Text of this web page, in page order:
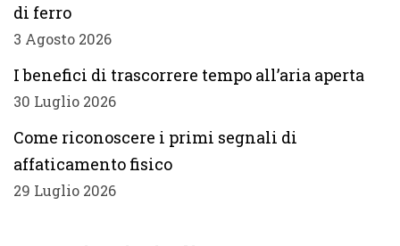
di ferro
3 Agosto 2026
I benefici di trascorrere tempo all’aria aperta
30 Luglio 2026
Come riconoscere i primi segnali di
affaticamento fisico
29 Luglio 2026